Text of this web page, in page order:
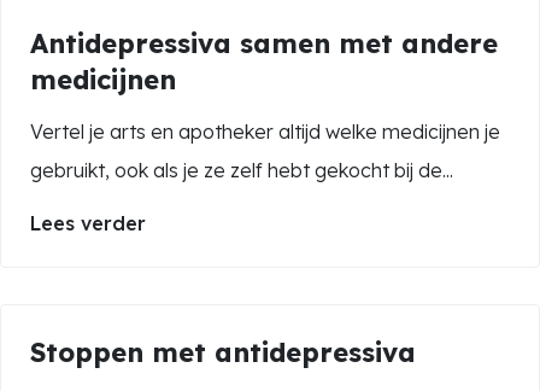
Antidepressiva samen met andere
medicijnen
Vertel je arts en apotheker altijd welke medicijnen je
gebruikt, ook als je ze zelf hebt gekocht bij de...
Lees verder
Stoppen met antidepressiva